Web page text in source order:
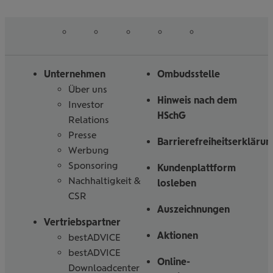
Unternehmen
Über uns
Investor
Relations
Presse
Werbung
Sponsoring
Nachhaltigkeit &
CSR
Vertriebspartner
bestADVICE
bestADVICE
Downloadcenter
Ombudsstelle
Hinweis nach dem
HSchG
Kundenplattform
losleben
Auszeichnungen
Aktionen
Online-
uns